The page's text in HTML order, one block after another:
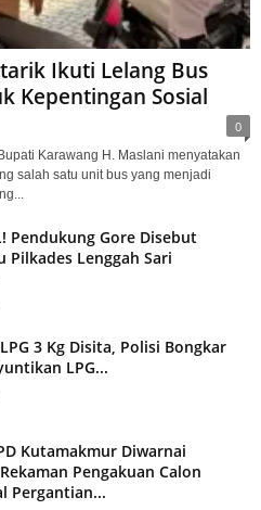
Ikuti Lelang Bus
Kepentingan Sosial
0
Karawang H. Maslani menyatakan
salah satu unit bus yang menjadi
Pendukung Gore Disebut
Pilkades Lenggah Sari
3 Kg Disita, Polisi Bongkar
LPG...
Kutamakmur Diwarnai
Pengakuan Calon
Pergantian...